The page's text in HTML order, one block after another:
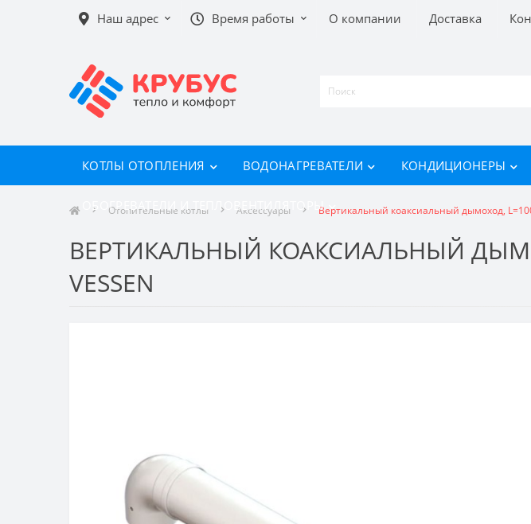
Наш адрес Время работы О компании Доставка
КОТЛЫ ОТОПЛЕНИЯ ВОДОНАГРЕВАТЕЛИ КОНДИЦИОНЕРЫ
ОБОГРЕВАТЕЛИ И ТЕПЛОВЕНТИЛЯТОРЫ
Отопительные котлы Аксессуары Вертикальный коаксиальный дымоход,
ВЕРТИКАЛЬНЫЙ КОАКСИАЛЬНЫЙ
VESSEN